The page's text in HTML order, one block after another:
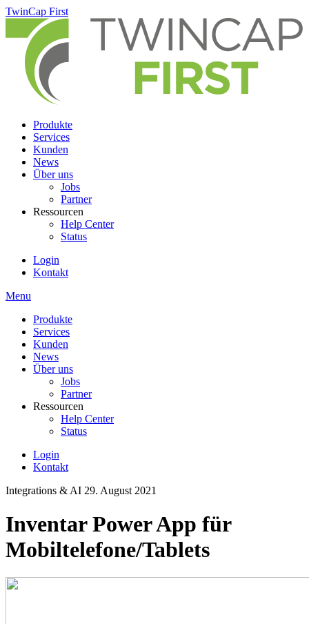
Skip
main
content
TwinCap First
Produkte
Services
Kunden
News
Über uns
Jobs
Partner
Ressourcen
Help Center
Status
Login
Kontakt
Menu
Produkte
Services
Kunden
News
Über uns
Jobs
Partner
Ressourcen
Help Center
Status
Login
Kontakt
Integrations & AI 29. August 2021
Inventar Power App für
Mobiltelefone/Tablets